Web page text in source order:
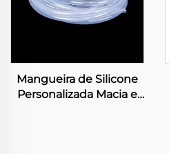
Mangueira de Silicone
Personalizada Macia e